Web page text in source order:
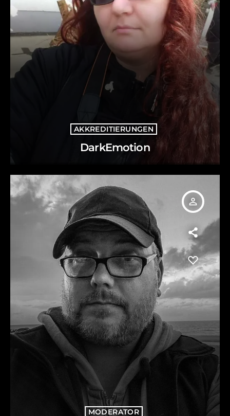
AKKREDITIERUNGEN
DarkEmotion
person_outline
MODERATOR